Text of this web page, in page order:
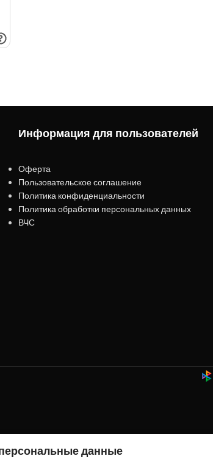
Информация для пользователей
Оферта
Пользовательское соглашение
Политика конфиденциальности
Политика обработки персональных данных
ВЧС
данные